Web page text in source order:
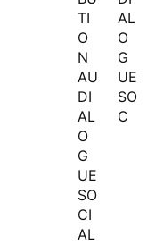
TI
O
N
AU
DI
AL
O
G
UE
SO
CI
AL
AL
O
G
UE
SO
C